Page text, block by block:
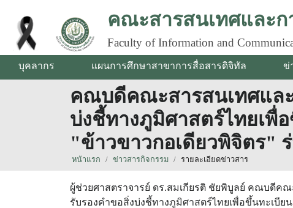
คณะสารสนเทศและก
Faculty of Information and
บุคลากร แผนการศึกษาสาขาการสื่อสารดิจิทัล ข่
คณบดีคณะสารสนเทศและ
บ่งชี้ทางภูมิศาสตร์ไทยเพื่
"ข้าวขาวกอเดียวพิจิตร"
หน้าแรก ข่าวสารกิจกรรม รายละเอียดข่าวสาร
ผู้ช่วยศาสตราจารย์ ดร.สมเกียรติ ชัยพิบูลย์ คณบดีค
รับรองคำขอสิ่งบ่งชี้ทางภูมิศาสตร์ไทยเพื่อขึ้นทะเบียน